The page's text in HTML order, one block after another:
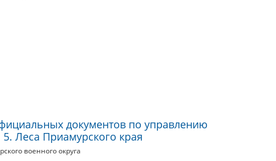
документов по управлению
Леса Приамурского края
военного округа